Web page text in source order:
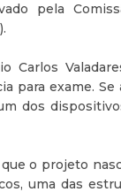
pela
Carlos
para exame.
dos
o projeto
uma das